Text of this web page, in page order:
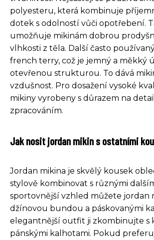
polyesteru, která kombinuje
dotek s odolností vůči opotřebení.
umožňuje mikinám dobrou
vlhkosti z těla. Další často
french terry, což je jemný a měkký
otevřenou strukturou. To dává
vzdušnost. Pro dosažení vysoké
mikiny vyrobeny s důrazem na
zpracováním.
Jak nosit jordan mikin s ostatními
Jordan mikina je skvělý kousek
stylově kombinovat s různými
sportovnější vzhled můžete jordan
džínovou bundou a páskovanými
elegantnější outfit ji zkombinujte s
pánskými kalhotami. Pokud